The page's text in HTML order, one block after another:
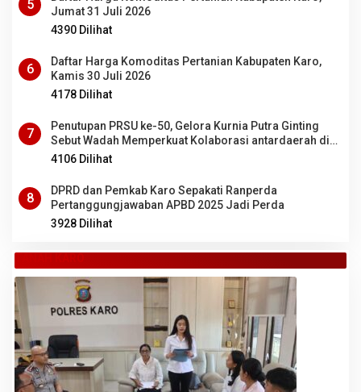
5
Jumat 31 Juli 2026
4390 Dilihat
6
Daftar Harga Komoditas Pertanian Kabupaten Karo,
Kamis 30 Juli 2026
4178 Dilihat
7
Penutupan PRSU ke-50, Gelora Kurnia Putra Ginting
Sebut Wadah Memperkuat Kolaborasi antardaerah di
Sumut
4106 Dilihat
8
DPRD dan Pemkab Karo Sepakati Ranperda
Pertanggungjawaban APBD 2025 Jadi Perda
3928 Dilihat
TANAH KARO